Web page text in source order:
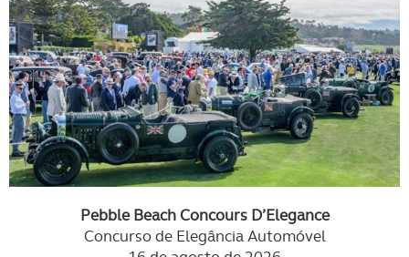
Pebble Beach Concours D’Elegance
Concurso de Elegância Automóvel